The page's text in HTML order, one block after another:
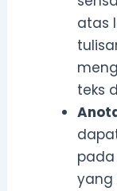
atas
teks
yang